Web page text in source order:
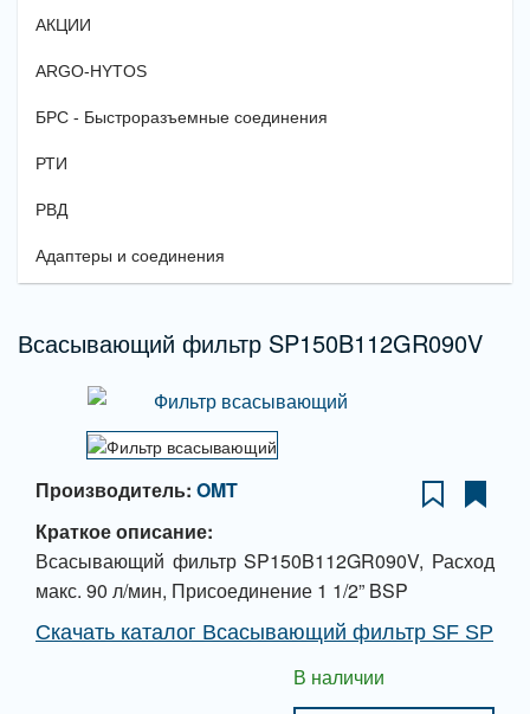
АКЦИИ
ARGO-HYTOS
БРС - Быстроразъемные соединения
РТИ
РВД
Адаптеры и соединения
Всасывающий фильтр SP150B112GR090V
Производитель: OMT
Краткое описание:
Всасывающий фильтр SP150B112GR090V, Расход
макс. 90 л/мин, Присоединение 1 1/2” BSP
Скачать каталог Всасывающий фильтр SF SP
В наличии